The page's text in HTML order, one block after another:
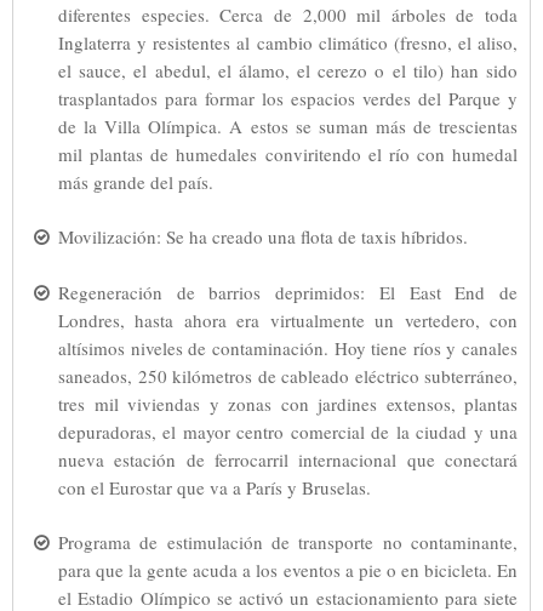
diferentes especies. Cerca de 2,000 mil árboles de toda
Inglaterra y resistentes al cambio climático (fresno, el aliso,
el sauce, el abedul, el álamo, el cerezo o el tilo) han sido
trasplantados para formar los espacios verdes del Parque y
de la Villa Olímpica. A estos se suman más de trescientas
mil plantas de humedales conviritendo el río con humedal
más grande del país.
Movilización: Se ha creado una flota de taxis híbridos.
Regeneración de barrios deprimidos: El East End de
Londres, hasta ahora era virtualmente un vertedero, con
altísimos niveles de contaminación. Hoy tiene ríos y canales
saneados, 250 kilómetros de cableado eléctrico subterráneo,
tres mil viviendas y zonas con jardines extensos, plantas
depuradoras, el mayor centro comercial de la ciudad y una
nueva estación de ferrocarril internacional que conectará
con el Eurostar que va a París y Bruselas.
Programa de estimulación de transporte no contaminante,
para que la gente acuda a los eventos a pie o en bicicleta. En
el Estadio Olímpico se activó un estacionamiento para siete